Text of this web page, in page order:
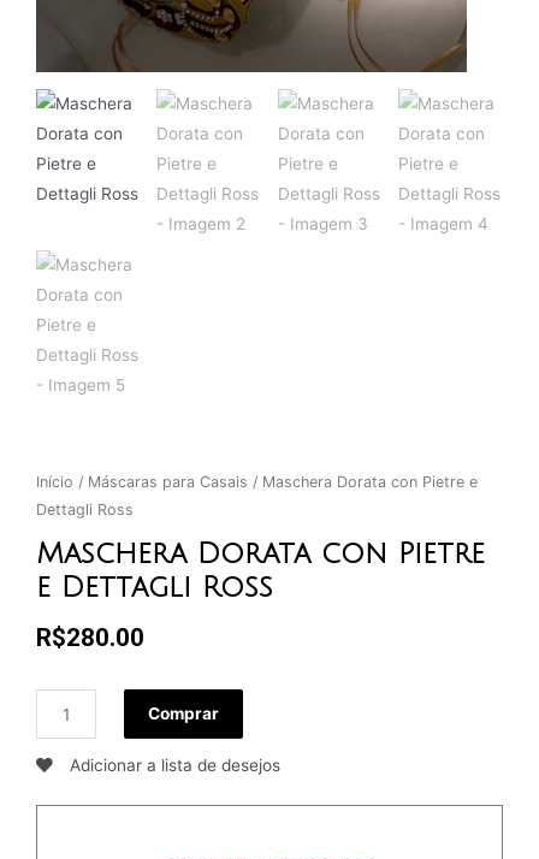
Início / Máscaras para Casais / Maschera Dorata con Pietre e
Dettagli Ross
Maschera Dorata con Pietre
e Dettagli Ross
R$280.00
Comprar
Adicionar a lista de desejos